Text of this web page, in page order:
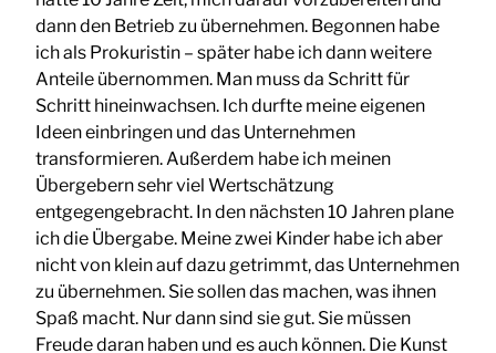
dann den Betrieb zu übernehmen. Begonnen habe
ich als Prokuristin – später habe ich dann weitere
Anteile übernommen. Man muss da Schritt für
Schritt hineinwachsen. Ich durfte meine eigenen
Ideen einbringen und das Unternehmen
transformieren. Außerdem habe ich meinen
Übergebern sehr viel Wertschätzung
entgegengebracht. In den nächsten 10 Jahren plane
ich die Übergabe. Meine zwei Kinder habe ich aber
nicht von klein auf dazu getrimmt, das Unternehmen
zu übernehmen. Sie sollen das machen, was ihnen
Spaß macht. Nur dann sind sie gut. Sie müssen
Freude daran haben und es auch können. Die Kunst